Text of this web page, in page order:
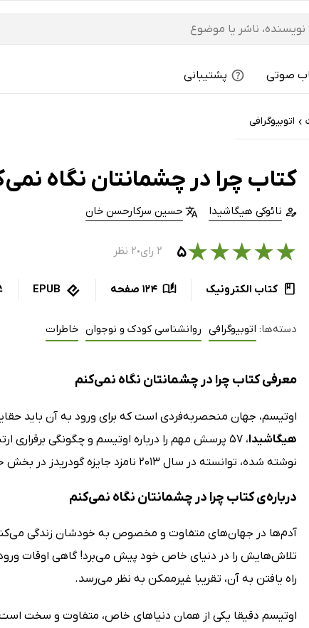
صوتی پشتیبانی
› اتوبیوگرافی
کتاب چرا در چشمانتان نگاه
نائوکی هیگاشیدا حسین سرکارحسن خان
★
★
★
★
★۵ ۲ رای ● ۲ نظر
کتاب الکترونیک 124 صفحه EPUB
دسته‌ها: اتوبیوگرافی روانشناسی کودک و نوجوان خاطرات
معرفی کتاب چرا در چشمانتان نگاه نمی‌کنم
اوتیسم، جهان منحصربه‌فردی است که برای ورود به آن باید
هیگاشیدا
، 57 پرسش مهم را درباره اوتیسم و چگونگی برقراری
نوشته شده، توانسته در سال 2013 نامزد جایزه گودریدز در بخش خاطرات شد.
درباره‌ی کتاب چرا در چشمانتان نگاه نمی‌کنم
آدم‌ها در جهان‌های متفاوت و مخصوص به خودشان زندگی
تلاش‌هایش را در دنیای خاص خود پیش می‌برد! گاهی اوقات
راه یافتن به آن‌، تقریبا غیرممکن به نظر می‌رسد.
اوتیسم دقیقا یکی از همان دنیاهای خاص، متفاوت و سخت